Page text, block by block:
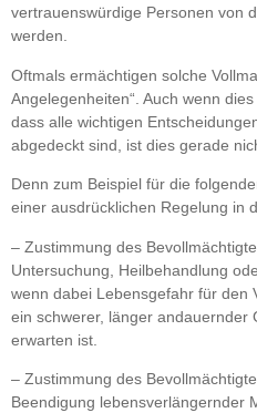
vertrauenswürdige Personen von
werden.
Oftmals ermächtigen solche
Angelegenheiten“. Auch wenn
dass alle wichtigen
abgedeckt sind, ist dies gerade
Denn zum Beispiel für die
einer ausdrücklichen Regelung in
– Zustimmung des
Untersuchung, Heilbehandlung
wenn dabei Lebensgefahr für den
ein schwerer, länger andauernder
erwarten ist.
– Zustimmung des
Beendigung lebensverlängernder